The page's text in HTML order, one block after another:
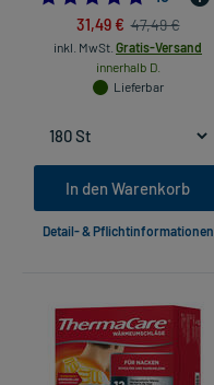
31,49 € 47,49 €
inkl. MwSt. Gratis-Versand
innerhalb D.
Lieferbar
In den Warenkorb
Detail- & Pflichtinformationen